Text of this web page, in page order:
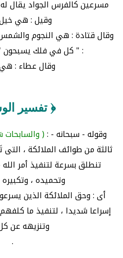
مسرعين كالفرس الجواد يقال
وقيل : هي خيل
وقال قتادة : هي النجوم
: " كل في فلك
وقال عطاء :
﴿ تفسير
وقوله - سبحانه - :( والسابحات
ثالثة من طوائف الملائكة ،
تنطلق بسرعة لتنفيذ أمر
وتحميده ،
أى : وحق الملائكة الذين
إسراعا شديدا ، لتنفيذ ما
وتنزيهه عن
.